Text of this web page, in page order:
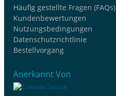
Häufig gestellte Fragen (FAQs)
Kundenbewertungen
Nutzungsbedingungen
Datenschutzrichtlinie
Bestellvorgang
Anerkannt Von